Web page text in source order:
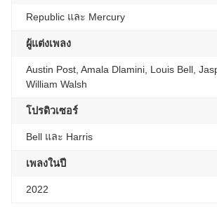
Republic และ Mercury
ผู้แต่งเพลง
Austin Post, Amala Dlamini, Louis Bell,
William Walsh
โปรดิวเซอร์
Bell และ Harris
เพลงในปี
2022